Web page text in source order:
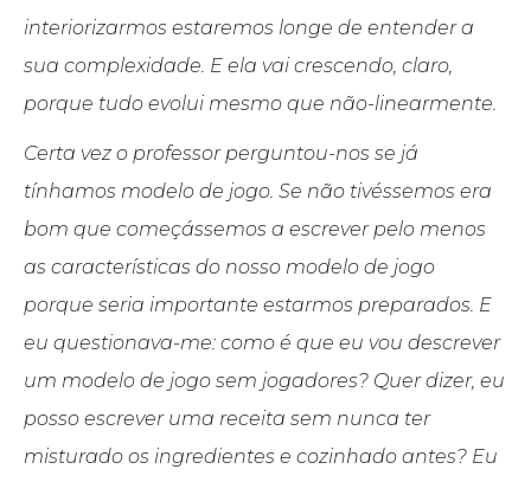
interiorizarmos estaremos longe de entender a
sua complexidade. E ela vai crescendo, claro,
porque tudo evolui mesmo que não-linearmente.
Certa vez o professor perguntou-nos se já
tínhamos modelo de jogo. Se não tivéssemos era
bom que começássemos a escrever pelo menos
as características do nosso modelo de jogo
porque seria importante estarmos preparados. E
eu questionava-me: como é que eu vou descrever
um modelo de jogo sem jogadores? Quer dizer, eu
posso escrever uma receita sem nunca ter
misturado os ingredientes e cozinhado antes? Eu